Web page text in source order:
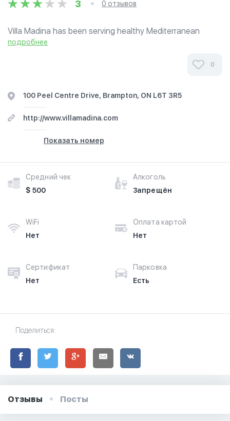
3 0 отзывов
Villa Madina has been serving healthy Mediterranean
Cuisine to customers across Canada since 2002. We pride
подробнее
0
100 Peel Centre Drive, Brampton, ON L6T 3R5
http://www.villamadina.com
Показать номер
Средний чек
$ 500
Алкоголь
Запрещён
WiFi
Нет
Оплата картой
Нет
Сертификат
Нет
Парковка
Есть
Поделиться:
Отзывы Посты